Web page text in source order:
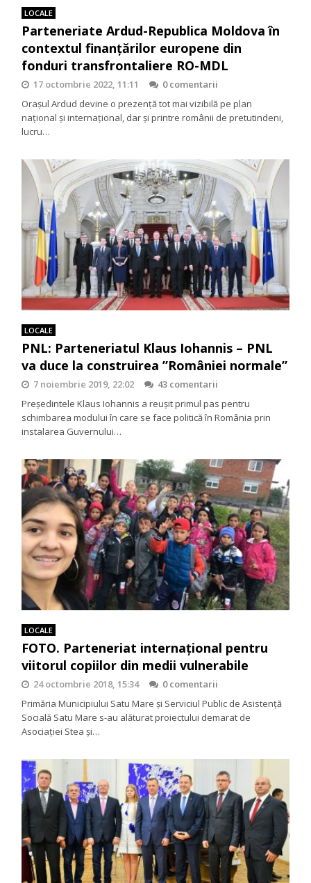
LOCALE
Parteneriate Ardud-Republica Moldova în
contextul finanțărilor europene din
fonduri transfrontaliere RO-MDL
17 octombrie 2022, 11:11
0 comentarii
Orașul Ardud devine o prezență tot mai vizibilă pe plan
național și internațional, dar și printre românii de pretutindeni,
lucru…
LOCALE
PNL: Parteneriatul Klaus Iohannis – PNL
va duce la construirea ”României normale”
7 noiembrie 2019, 22:02
43 comentarii
Președintele Klaus Iohannis a reușit primul pas pentru
schimbarea modului în care se face politică în România prin
instalarea Guvernului…
LOCALE
FOTO. Parteneriat internațional pentru
viitorul copiilor din medii vulnerabile
24 octombrie 2018, 15:34
0 comentarii
Primăria Municipiului Satu Mare și Serviciul Public de Asistență
Socială Satu Mare s-au alăturat proiectului demarat de
Asociației Stea și…